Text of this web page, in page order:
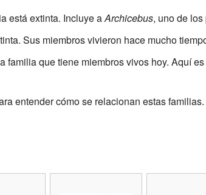
está extinta. Incluye aArchicebus, uno de
Sus miembros vivieron hace mucho
familia que tiene miembros vivos hoy. Aquí
entender cómo se relacionan estas